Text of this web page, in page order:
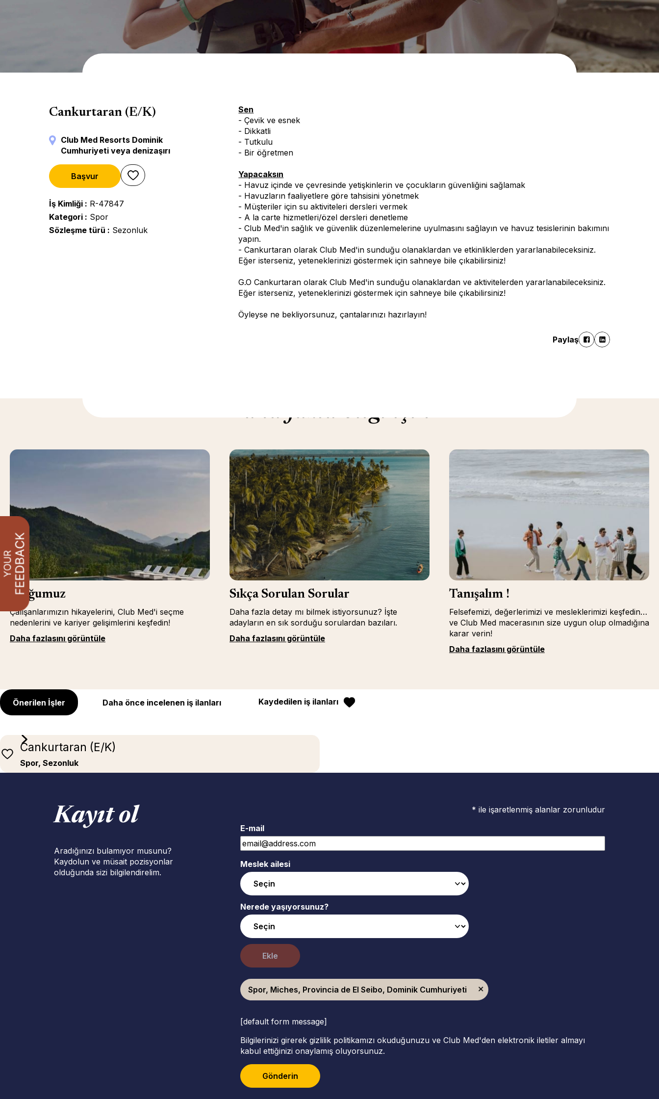
Cankurtaran (E/K)
Club Med Resorts Dominik
Cumhuriyeti veya denizaşırı
Başvur
İş Kimliği
R-47847
Kategori
Spor
Sözleşme türü
Sezonluk
Sen
- Çevik ve esnek
- Dikkatli
- Tutkulu
- Bir öğretmen
Yapacaksın
- Havuz içinde ve çevresinde yetişkinlerin ve çocukların güvenliğini sağlamak
- Havuzların faaliyetlere göre tahsisini yönetmek
- Müşteriler için su aktiviteleri dersleri vermek
- A la carte hizmetleri/özel dersleri denetleme
- Club Med'in sağlık ve güvenlik düzenlemelerine uyulmasını sağlayın ve havuz tesislerinin bakımını
yapın.
- Cankurtaran olarak Club Med'in sunduğu olanaklardan ve etkinliklerden yararlanabileceksiniz.
Eğer isterseniz, yeteneklerinizi göstermek için sahneye bile çıkabilirsiniz!
G.O Cankurtaran olarak Club Med'in sunduğu olanaklardan ve aktivitelerden yararlanabileceksiniz.
Eğer isterseniz, yeteneklerinizi göstermek için sahneye bile çıkabilirsiniz!
Öyleyse ne bekliyorsunuz, çantalarınızı hazırlayın!
Paylaş
Daha fazla bilgi için
Bloğumuz
Çalışanlarımızın hikayelerini, Club Med'i seçme
nedenlerini ve kariyer gelişimlerini keşfedin!
Daha fazlasını görüntüle
Sıkça Sorulan Sorular
Daha fazla detay mı bilmek istiyorsunuz? İşte
adayların en sık sorduğu sorulardan bazıları.
Daha fazlasını görüntüle
Tanışalım !
Felsefemizi, değerlerimizi ve mesleklerimizi keşfedin…
ve Club Med macerasının size uygun olup olmadığına
karar verin!
Daha fazlasını görüntüle
Önerilen İşler
Cankurtaran (E/K)
Spor, Sezonluk
Daha önce incelenen iş ilanları Kaydedilen iş ilanları
Kayıt ol
Aradığınızı bulamıyor musunu?
Kaydolun ve müsait pozisyonlar
olduğunda sizi bilgilendirelim.
* ile işaretlenmiş alanlar zorunludur
E-mail
Meslek ailesi
Nerede yaşıyorsunuz?
Ekle
Spor, Miches, Provincia de El Seibo, Dominik Cumhuriyeti
[default form message]
Bilgilerinizi girerek gizlilik politikamızı okuduğunuzu ve Club Med'den elektronik iletiler almayı
kabul ettiğinizi onaylamış oluyorsunuz.
Gönderin